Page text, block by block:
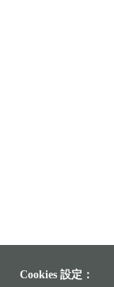
Cookies 設定：